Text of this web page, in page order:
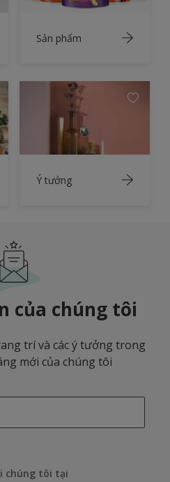
Sản phẩm
Ý tưởng
của chúng tôi
trí và các ý tưởng trong
mới của chúng tôi
chúng tôi tại